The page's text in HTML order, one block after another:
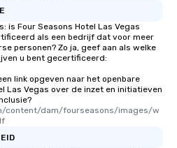
is Four Seasons Hotel Las Vegas
als een bedrijf dat voor meer
personen? Zo ja, geef aan als welke
u bent gecertificeerd:
link opgeven naar het openbare
Las Vegas over de inzet en initiatieven
content/dam/fourseasons/images/w